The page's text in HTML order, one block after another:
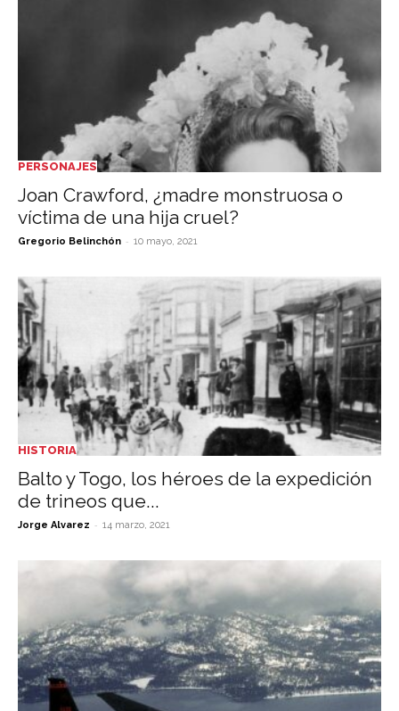
PERSONAJES
Joan Crawford, ¿madre monstruosa o
víctima de una hija cruel?
Gregorio Belinchón - 10 mayo, 2021
HISTORIA
Balto y Togo, los héroes de la expedición
de trineos que...
Jorge Alvarez - 14 marzo, 2021